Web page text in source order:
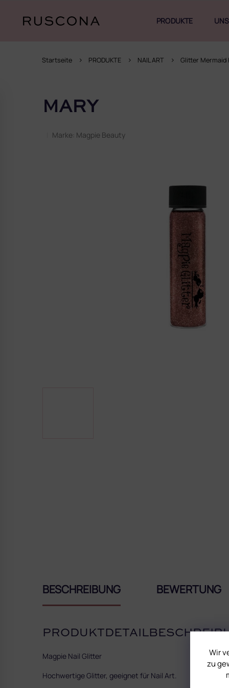
Wir
zu
springen
PRODUKTE
Startseite PRODUKTE NAIL ART Glitter Mermaid
e
MARY
Marke: Magpie Beauty
BESCHREIBUNG BEWERTUNG
Magpie Nail Glitter
Hochwertige Glitter, geeignet für Nail Art.